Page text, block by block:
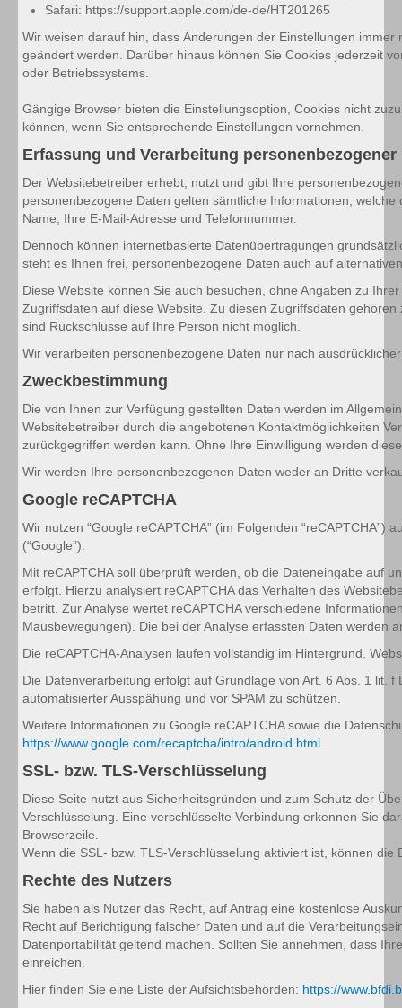
Safari: https://support.apple.com/de-de/HT201265
Wir weisen darauf hin, dass Änderungen der Einstellungen
geändert werden. Darüber hinaus können Sie Cookies jederzeit
oder Betriebssystems.
Gängige Browser bieten die Einstellungsoption, Cookies nicht
können, wenn Sie entsprechende Einstellungen vornehmen.
Erfassung und Verarbeitung personenbezogener
Der Websitebetreiber erhebt, nutzt und gibt Ihre
personenbezogene Daten gelten sämtliche Informationen,
Name, Ihre E-Mail-Adresse und Telefonnummer.
Dennoch können internetbasierte Datenübertragungen
steht es Ihnen frei, personenbezogene Daten auch auf
Diese Website können Sie auch besuchen, ohne Angaben zu
Zugriffsdaten auf diese Website. Zu diesen Zugriffsdaten
sind Rückschlüsse auf Ihre Person nicht möglich.
Wir verarbeiten personenbezogene Daten nur nach
Zweckbestimmung
Die von Ihnen zur Verfügung gestellten Daten werden im
Websitebetreiber durch die angebotenen Kontaktmöglichkeiten
zurückgegriffen werden kann. Ohne Ihre Einwilligung werden
Wir werden Ihre personenbezogenen Daten weder an Dritte
Google reCAPTCHA
Wir nutzen “Google reCAPTCHA” (im Folgenden
(“Google”).
Mit reCAPTCHA soll überprüft werden, ob die Dateneingabe auf
erfolgt. Hierzu analysiert reCAPTCHA das Verhalten des
betritt. Zur Analyse wertet reCAPTCHA verschiedene
Mausbewegungen). Die bei der Analyse erfassten Daten werden
Die reCAPTCHA-Analysen laufen vollständig im Hintergrund.
Die Datenverarbeitung erfolgt auf Grundlage von Art. 6 Abs. 1 lit.
automatisierter Ausspähung und vor SPAM zu schützen.
Weitere Informationen zu Google reCAPTCHA sowie die
https://www.google.com/recaptcha/intro/android.html
SSL- bzw. TLS-Verschlüsselung
Diese Seite nutzt aus Sicherheitsgründen und zum Schutz der
Verschlüsselung. Eine verschlüsselte Verbindung erkennen Sie
Browserzeile.
Wenn die SSL- bzw. TLS-Verschlüsselung aktiviert ist, können
Rechte des Nutzers
Sie haben als Nutzer das Recht, auf Antrag eine kostenlose
Recht auf Berichtigung falscher Daten und auf die
Datenportabilität geltend machen. Sollten Sie annehmen, dass
einreichen.
Hier finden Sie eine Liste der Aufsichtsbehörden: https://